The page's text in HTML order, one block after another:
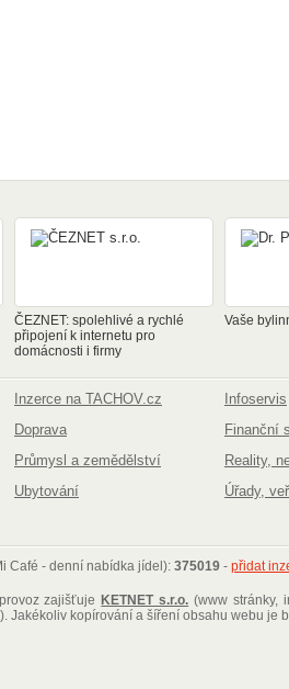
ČEZNET: spolehlivé a rychlé
připojení k internetu pro
domácnosti i firmy
Vaše
Inzerce na TACHOV.cz
Infoservis
Doprava
Finanční
Průmysl a zemědělství
Reality,
Ubytování
Úřady,
Café - denní nabídka jídel): 375019 - přidat
zajišťujeKETNET s.r.o. (www stránky,
. Jakékoliv kopírování a šíření obsahu webu je